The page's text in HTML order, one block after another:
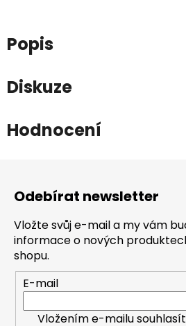
Popis
Diskuze
Hodnocení
Odebírat newsletter
Vložte svůj e-mail a my vám
informace o nových
shopu.
E-mail
Vložením e-mailu